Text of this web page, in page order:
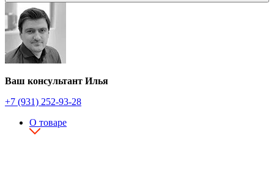
Ваш консультант Илья
+7 (931) 252-93-28
О товаре